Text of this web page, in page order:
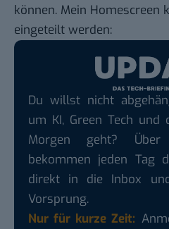
können. Mein Homescreen
eingeteilt werden:
Du willst nicht
um KI, Green Tech und
Morgen geht? Über
bekommen jeden Tag
direkt in die Inbox
Vorsprung.
Nur für kurze Zeit: